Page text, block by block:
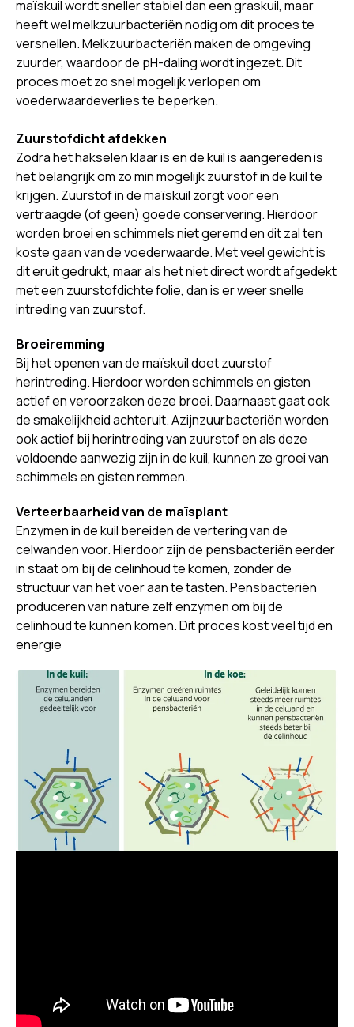
maïskuil wordt sneller stabiel dan een graskuil, maar
heeft wel melkzuurbacteriën nodig om dit proces te
versnellen. Melkzuurbacteriën maken de omgeving
zuurder, waardoor de pH-daling wordt ingezet. Dit
proces moet zo snel mogelijk verlopen om
voederwaardeverlies te beperken.
Zuurstofdicht afdekken
Zodra het hakselen klaar is en de kuil is aangereden is
het belangrijk om zo min mogelijk zuurstof in de kuil te
krijgen. Zuurstof in de maïskuil zorgt voor een
vertraagde (of geen) goede conservering. Hierdoor
worden broei en schimmels niet geremd en dit zal ten
koste gaan van de voederwaarde. Met veel gewicht is
dit eruit gedrukt, maar als het niet direct wordt afgedekt
met een zuurstofdichte folie, dan is er weer snelle
intreding van zuurstof.
Broeiremming
Bij het openen van de maïskuil doet zuurstof
herintreding. Hierdoor worden schimmels en gisten
actief en veroorzaken deze broei. Daarnaast gaat ook
de smakelijkheid achteruit. Azijnzuurbacteriën worden
ook actief bij herintreding van zuurstof en als deze
voldoende aanwezig zijn in de kuil, kunnen ze groei van
schimmels en gisten remmen.
Verteerbaarheid van de maïsplant
Enzymen in de kuil bereiden de vertering van de
celwanden voor. Hierdoor zijn de pensbacteriën eerder
in staat om bij de celinhoud te komen, zonder de
structuur van het voer aan te tasten. Pensbacteriën
produceren van nature zelf enzymen om bij de
celinhoud te kunnen komen. Dit proces kost veel tijd en
energie